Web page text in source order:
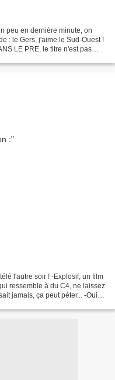
peu en dernière minute, on
: le Gers, j'aime le Sud-Ouest !
LE PRE, le titre n'est pas
l'autre soir ! -Explosif, un film
ressemble à du C4, ne laissez
jamais, ça peut péter... -Oui,